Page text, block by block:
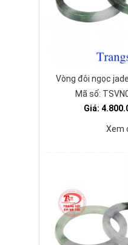
Vòng đôi ngọc
Mã số:
Giá:
Xem